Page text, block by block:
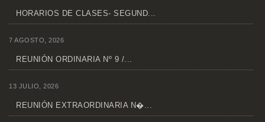
HORARIOS DE CLASES- SEGUND...
7 AGOSTO, 2026
REUNIÓN ORDINARIA Nº 9 /...
13 JULIO, 2026
REUNIÓN EXTRAORDINARIA N�...